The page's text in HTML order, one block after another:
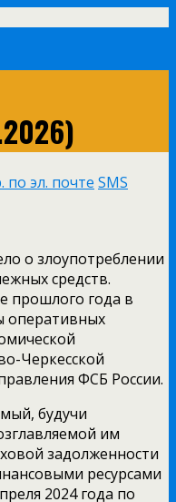
по эл. почте SMS
о злоупотреблении
средств.
прошлого года в
оперативных
Черкесской
ФСБ России.
будучи
им
задолженности
ресурсами
2024 года по